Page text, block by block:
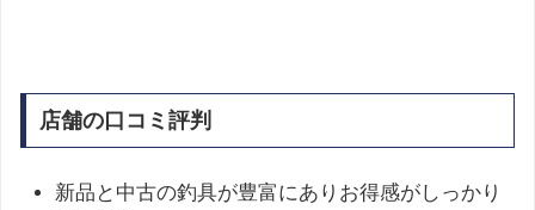
店舗の口コミ評判
新品と中古の釣具が豊富にありお得感がしっかり